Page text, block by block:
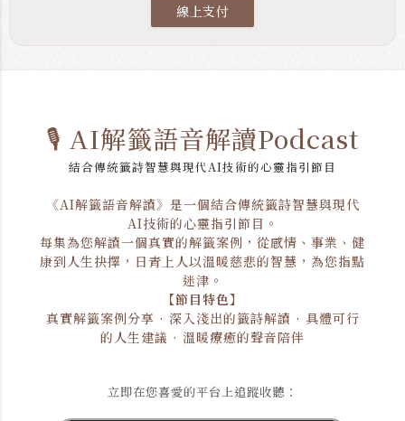
線上支付
🎙️ AI解籤語音解讀Podcast
結合傳統籤詩智慧與現代AI技術的心靈指引節目
《AI解籤語音解讀》是一個結合傳統籤詩智慧與現代
AI技術的心靈指引節目。
每集為您解讀一個真實的解籤案例，從感情、事業、健
康到人生抉擇，日青上人以溫暖慈悲的智慧，為您指點
迷津。
【節目特色】
真實解籤案例分享 · 深入淺出的籤詩解讀 · 具體可行
的人生建議 · 溫暖療癒的聲音陪伴
立即在您喜愛的平台上追蹤收聽：